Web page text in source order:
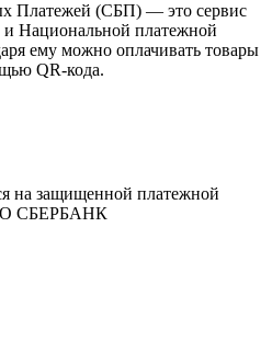
Платежей (СБП) — это сервис
и Национальной платежной
ему можно оплачивать товары
QR-кода.
на защищенной платежной
СБЕРБАНК